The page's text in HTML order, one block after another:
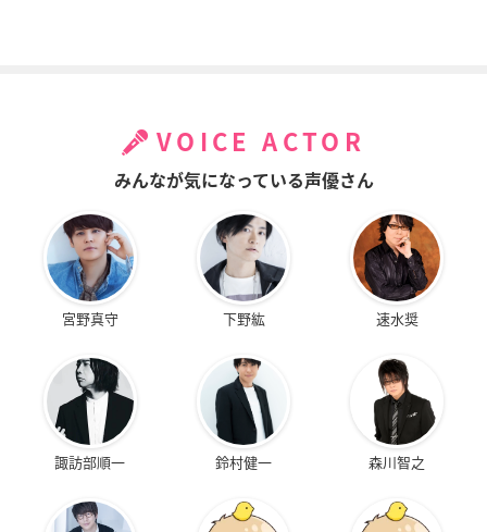
コゼット
ストロンボリ 丸茂珠美
VOICE ACTOR
みんなが気になっている声優さん
宮野真守 下野紘 速水奨
諏訪部順一 鈴村健一 森川智之